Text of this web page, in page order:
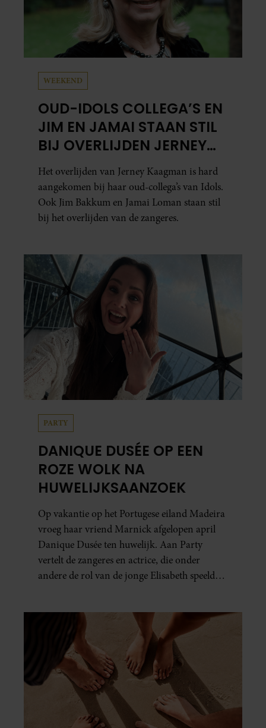
WEEKEND
OUD-IDOLS COLLEGA’S EN
JIM EN JAMAI STAAN STIL
BIJ OVERLIJDEN JERNEY
KAAGMAN
Het overlijden van Jerney Kaagman is hard
aangekomen bij haar oud-collega’s van Idols.
Ook Jim Bakkum en Jamai Loman staan stil
bij het overlijden van de zangeres.
PARTY
DANIQUE DUSÉE OP EEN
ROZE WOLK NA
HUWELIJKSAANZOEK
Op vakantie op het Portugese eiland Madeira
vroeg haar vriend Marnick afgelopen april
Danique Dusée ten huwelijk. Aan Party
vertelt de zangeres en actrice, die onder
andere de rol van de jonge Elisabeth speelde